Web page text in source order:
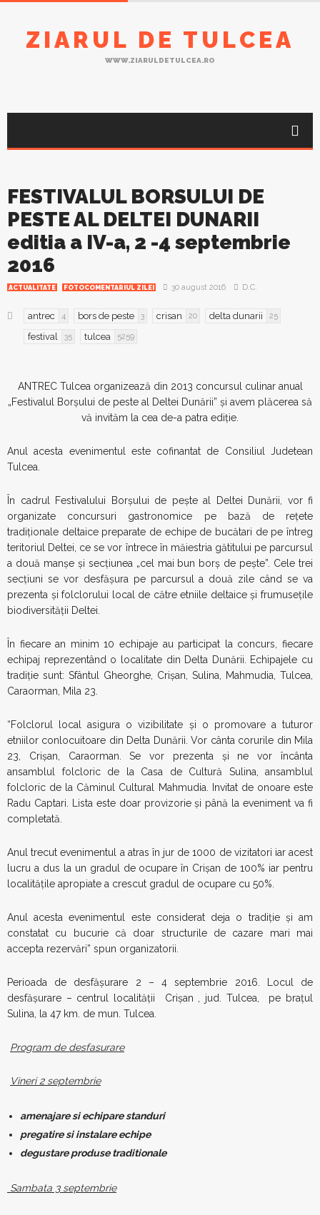
ZIARUL DE TULCEA
WWW.ZIARULDETULCEA.RO
FESTIVALUL BORSULUI DE
PESTE AL DELTEI DUNARII
editia a IV-a, 2 -4 septembrie
2016
ACTUALITATE FOTOCOMENTARIUL ZILEI 30 august 2016 D.C.
antrec 4 bors de peste 3 crisan 20 delta dunarii 25
festival 35 tulcea 5259
ANTREC Tulcea organizează din 2013 concursul culinar anual
„Festivalul Borşului de peste al Deltei Dunării” şi avem plăcerea să
vă invităm la cea de-a patra ediţie.
Anul acesta evenimentul este cofinantat de Consiliul Judetean
Tulcea.
În cadrul Festivalului Borşului de peşte al Deltei Dunării, vor fi
organizate concursuri gastronomice pe bază de reţete
tradiţionale deltaice preparate de echipe de bucătari de pe întreg
teritoriul Deltei, ce se vor întrece în măiestria gătitului pe parcursul
a două manşe şi secţiunea „cel mai bun borş de peşte”. Cele trei
secţiuni se vor desfăşura pe parcursul a două zile când se va
prezenta şi folclorului local de către etniile deltaice şi frumuseţile
biodiversităţii Deltei.
În fiecare an minim 10 echipaje au participat la concurs, fiecare
echipaj reprezentând o localitate din Delta Dunării. Echipajele cu
tradiţie sunt: Sfântul Gheorghe, Crişan, Sulina, Mahmudia, Tulcea,
Caraorman, Mila 23.
“Folclorul local asigura o vizibilitate şi o promovare a tuturor
etniilor conlocuitoare din Delta Dunării. Vor cânta corurile din Mila
23, Crişan, Caraorman. Se vor prezenta şi ne vor încânta
ansamblul folcloric de la Casa de Cultură Sulina, ansamblul
folcloric de la Căminul Cultural Mahmudia. Invitat de onoare este
Radu Captari. Lista este doar provizorie şi până la eveniment va fi
completată.
Anul trecut evenimentul a atras în jur de 1000 de vizitatori iar acest
lucru a dus la un gradul de ocupare în Crişan de 100% iar pentru
localităţile apropiate a crescut gradul de ocupare cu 50%.
Anul acesta evenimentul este considerat deja o tradiţie şi am
constatat cu bucurie că doar structurile de cazare mari mai
accepta rezervări” spun organizatorii.
Perioada de desfăşurare 2 – 4 septembrie 2016. Locul de
desfăşurare – centrul localităţii Crişan , jud. Tulcea, pe braţul
Sulina, la 47 km. de mun. Tulcea.
Program de desfasurare
Vineri 2 septembrie
amenajare si echipare standuri
pregatire si instalare echipe
degustare produse traditionale
Sambata 3 septembrie